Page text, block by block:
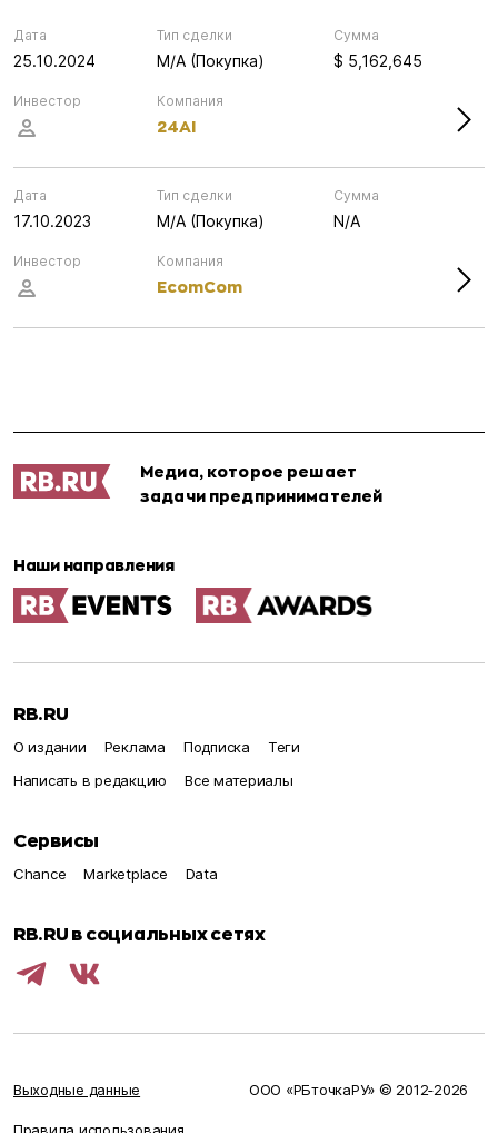
Дата
25.10.2024
Компания
24AI
Инвестор
Тип сделки
M/A (Покупка)
Сумма
$ 5,162,645
Дата
17.10.2023
Компания
EcomCom
Инвестор
Тип сделки
M/A (Покупка)
Сумма
N/A
Медиа, которое решает
задачи предпринимателей
Наши направления
RB.RU
О издании Реклама Подписка
Теги
Написать в редакцию
Все материалы
Сервисы
Chance Marketplace Data
RB.RU в социальных сетях
Выходные данные ООО «РБточкаРУ» © 2012‑2026